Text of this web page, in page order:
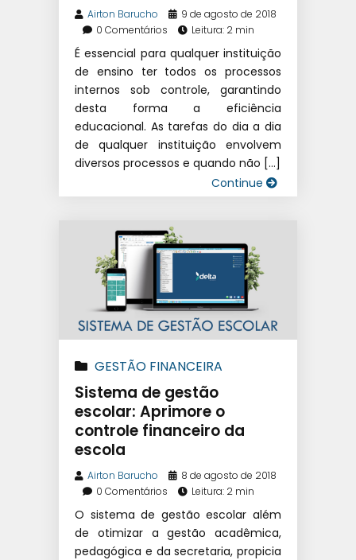
Airton Barucho
9 de agosto de 2018
0 Comentários
Leitura: 2 min
É essencial para qualquer instituição
de ensino ter todos os processos
internos sob controle, garantindo
desta forma a eficiência
educacional. As tarefas do dia a dia
de qualquer instituição envolvem
diversos processos e quando não […]
Continue
GESTÃO FINANCEIRA
ESCOLAR |SISTEMA DE GESTÃO
EDUCACIONAL |SOFTWARE
ESCOLAR
Sistema de gestão
escolar: Aprimore o
controle financeiro da
escola
Airton Barucho
8 de agosto de 2018
0 Comentários
Leitura: 2 min
O sistema de gestão escolar além
de otimizar a gestão acadêmica,
pedagógica e da secretaria, propicia